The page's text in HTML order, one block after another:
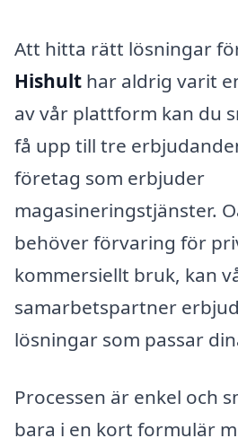
Att hitta rätt lösningar
Hishult har aldrig varit
av vår plattform kan du
få upp till tre
företag som erbjuder
magasineringstjänster.
behöver förvaring för
kommersiellt bruk, kan
samarbetspartner
lösningar som passar
Processen är enkel och
bara i en kort formulär